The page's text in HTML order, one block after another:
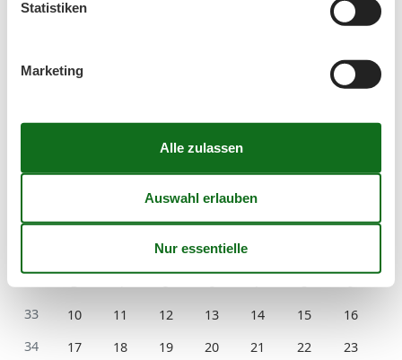
August 2026
Mo
Di Mi Do Fr Sa
So
3 4 5 6 7 8
9
33
10 11 12 13 14 15
16
34
17 18 19 20 21 22
23
Statistiken
Marketing